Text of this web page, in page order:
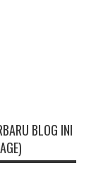
BLOG INI